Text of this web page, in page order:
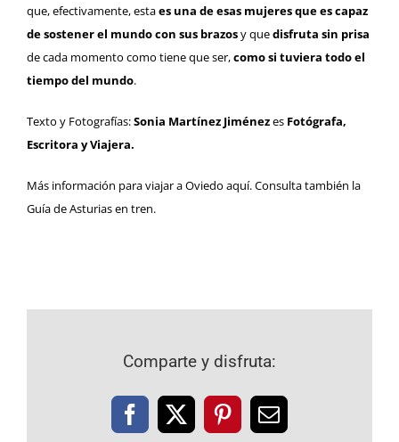
que, efectivamente, estaes una de esas mujeres que es capaz
de sostener el mundo con sus brazosy quedisfruta sin prisa
de cada momento como tiene que ser,como si tuviera todo el
tiempo del mundo.
Texto y Fotografías:Sonia Martínez Jiménezes Fotógrafa,
Escritora y Viajera.
Más información para viajar aOviedo aquí. Consulta también la
Guía de Asturiasen tren.
Comparte y disfruta:
Facebook
X PinterestCorreo